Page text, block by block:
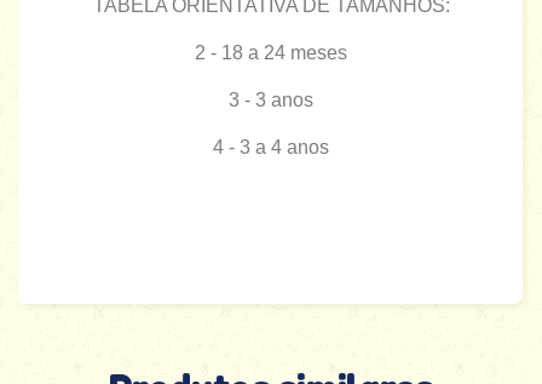
TABELA ORIENTATIVA DE TAMANHOS:
2 - 18 a 24 meses
3 - 3 anos
4 - 3 a 4 anos